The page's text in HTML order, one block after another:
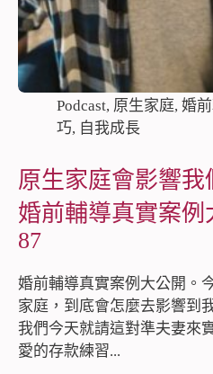
Podcast, 原生家庭, 婚
巧, 自我成長
原生家庭會影響我
婚前輔導真實案例
87
婚前輔導真實案例大公開。
家庭，到底會怎麼去影響到
我們今天就請這對準夫妻來
愛的存款練習...